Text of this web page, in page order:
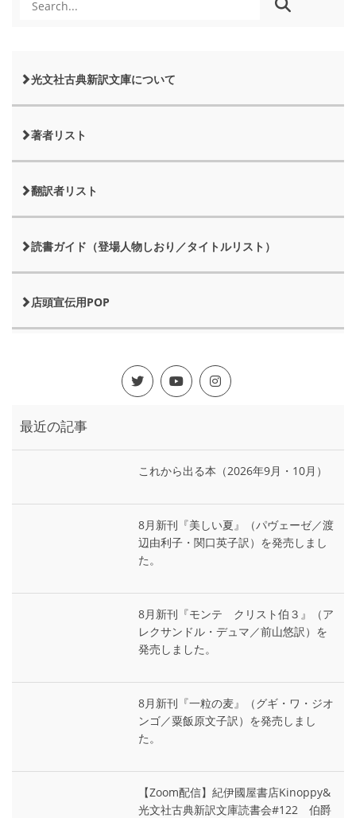
光文社古典新訳文庫について
著者リスト
翻訳者リスト
読書ガイド（登場人物しおり／タイトルリスト）
店頭宣伝用POP
最近の記事
これから出る本（2026年9月・10月）
8月新刊『美しい夏』（パヴェーゼ／渡
辺由利子・関口英子訳）を発売しまし
た。
8月新刊『モンテ゠クリスト伯３』（ア
レクサンドル・デュマ／前山悠訳）を
発売しました。
8月新刊『一粒の麦』（グギ・ワ・ジオ
ンゴ／粟飯原文子訳）を発売しまし
た。
【Zoom配信】紀伊國屋書店Kinoppy&
光文社古典新訳文庫読書会#122 伯爵